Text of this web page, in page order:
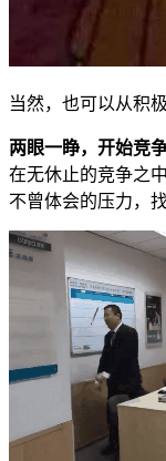
当然，也可以从积
两眼一睁，开始竞
在无休止的竞争之
不曾体会的压力，